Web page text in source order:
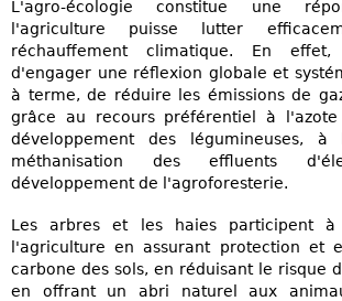
L'agro-écologie constitue une
l'agriculture puisse lutter
réchauffement climatique. En
d'engager une réflexion globale et
à terme, de réduire les émissions de
grâce au recours préférentiel à
développement des légumineuses,
méthanisation des effluents
développement de l'agroforesterie.
Les arbres et les haies participent
l'agriculture en assurant protection et
carbone des sols, en réduisant le risque
en offrant un abri naturel aux